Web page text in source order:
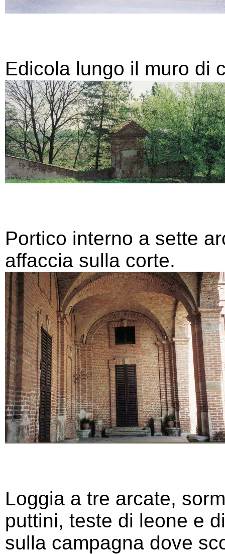
Edicola lungo il muro di
Portico interno a sette
affaccia sulla corte.
Loggia a tre arcate,
puttini, teste di leone e
sulla campagna dove